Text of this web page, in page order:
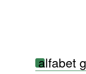
alfabet